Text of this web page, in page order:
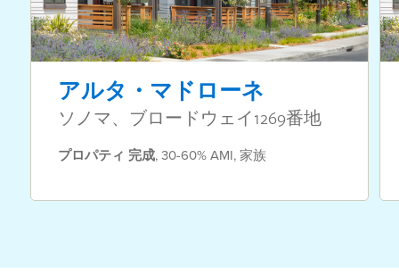
アルタ・マドローネ
ソノマ、ブロードウェイ1269番地
プロパティ 完成,30-60% AMI,家族